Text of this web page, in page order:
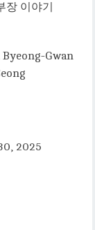
이야기
Gwan
2025